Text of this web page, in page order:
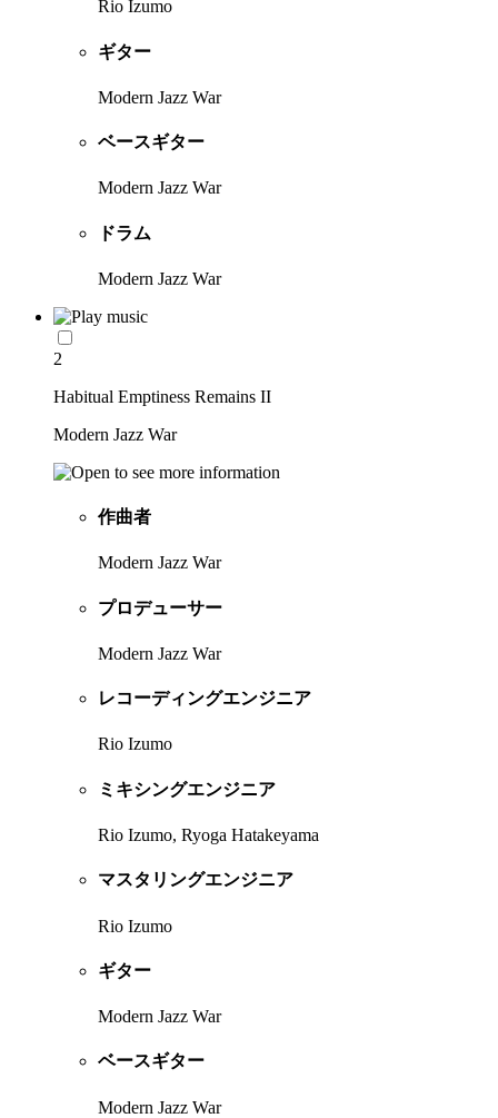
Rio Izumo
ギター
Modern Jazz War
ベースギター
Modern Jazz War
ドラム
Modern Jazz War
2
Habitual Emptiness Remains II
Modern Jazz War
作曲者
Modern Jazz War
プロデューサー
Modern Jazz War
レコーディングエンジニア
Rio Izumo
ミキシングエンジニア
Rio Izumo, Ryoga Hatakeyama
マスタリングエンジニア
Rio Izumo
ギター
Modern Jazz War
ベースギター
Modern Jazz War